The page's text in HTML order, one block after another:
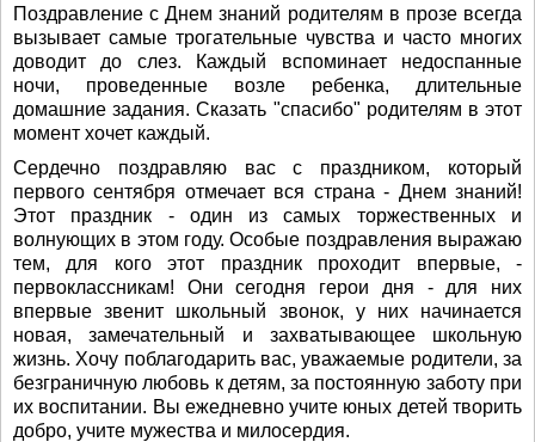
Поздравление с Днем знаний родителям в прозе всегда
вызывает самые трогательные чувства и часто многих
доводит до слез. Каждый вспоминает недоспанные
ночи, проведенные возле ребенка, длительные
домашние задания. Сказать "спасибо" родителям в этот
момент хочет каждый.
Сердечно поздравляю вас с праздником, который
первого сентября отмечает вся страна - Днем знаний!
Этот праздник - один из самых торжественных и
волнующих в этом году. Особые поздравления выражаю
тем, для кого этот праздник проходит впервые, -
первоклассникам! Они сегодня герои дня - для них
впервые звенит школьный звонок, у них начинается
новая, замечательный и захватывающее школьную
жизнь. Хочу поблагодарить вас, уважаемые родители, за
безграничную любовь к детям, за постоянную заботу при
их воспитании. Вы ежедневно учите юных детей творить
добро, учите мужества и милосердия.